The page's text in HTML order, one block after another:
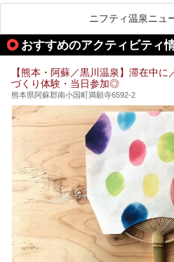
阿蘇山麓の南阿蘇村の「
荘」から400mほど離れ
館」の2軒は、この地震
期は孤立状態に。もしか
温泉」と「垂玉温泉」の
ん。
この2軒は今どうなって
獄温泉 青風荘．」「垂玉
ています。2021年に現地
します。
ニフティ温泉ニュ
おすすめのアクティビティ
【熊本・阿蘇／黒川温泉】滞在中
づくり体験・当日参加◎
熊本県阿蘇郡南小国町満願寺6592-2